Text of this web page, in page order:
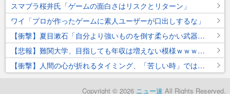
スマブラ桜井氏「ゲームの面白さはリスクとリターン」
ワイ「プロが作ったゲームに素人ユーザーが口出しするな」
【衝撃】夏目漱石「自分より強いものを倒す柔らかい武器はコレです」
【悲報】難関大学、目指しても年収は増えない模様ｗｗｗｗｗ
【衝撃】人間の心が折れるタイミング、「苦しい時」ではなかった…
Copyright © 2026 ニュー速 All Rights Reserved.